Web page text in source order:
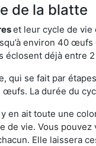
de la blatte
et leur cycle de vie
environ 40
déjà entre
qui se fait par
La durée du
en ait toute une
vie. Vous
Elle laissera